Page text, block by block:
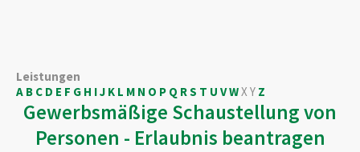
Leistungen
A B C D E F G H IJ K L M N O P Q RS T U VWXY Z
Gewerbsmäßige Schaustellung von
Personen - Erlaubnis beantragen